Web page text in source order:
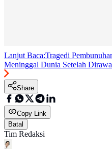
Lanjut Baca:Tragedi
Meninggal Dunia Setelah
Share
Copy Link
Batal
Tim Redaksi